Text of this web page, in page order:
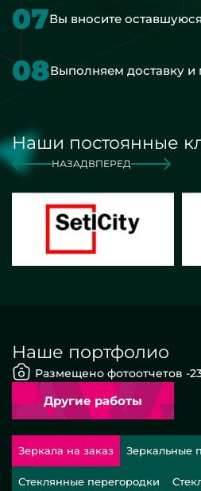
07Вы вносите
08Выполняем доставку и
Наши постоянные
НАЗАДВПЕРЕД
Наше портфолио
Размещено фотоотчетов -
Другие работы
Зеркала на заказ Зеркальные
Стеклянные перегородки